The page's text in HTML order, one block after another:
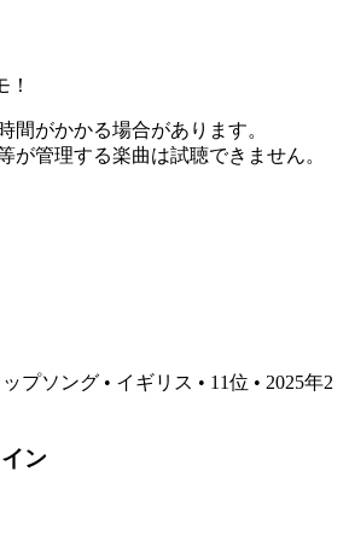
！
間がかかる場合があります。
が管理する楽曲は試聴できません。
ップソング • イギリス • 11位 • 2025年2
ン